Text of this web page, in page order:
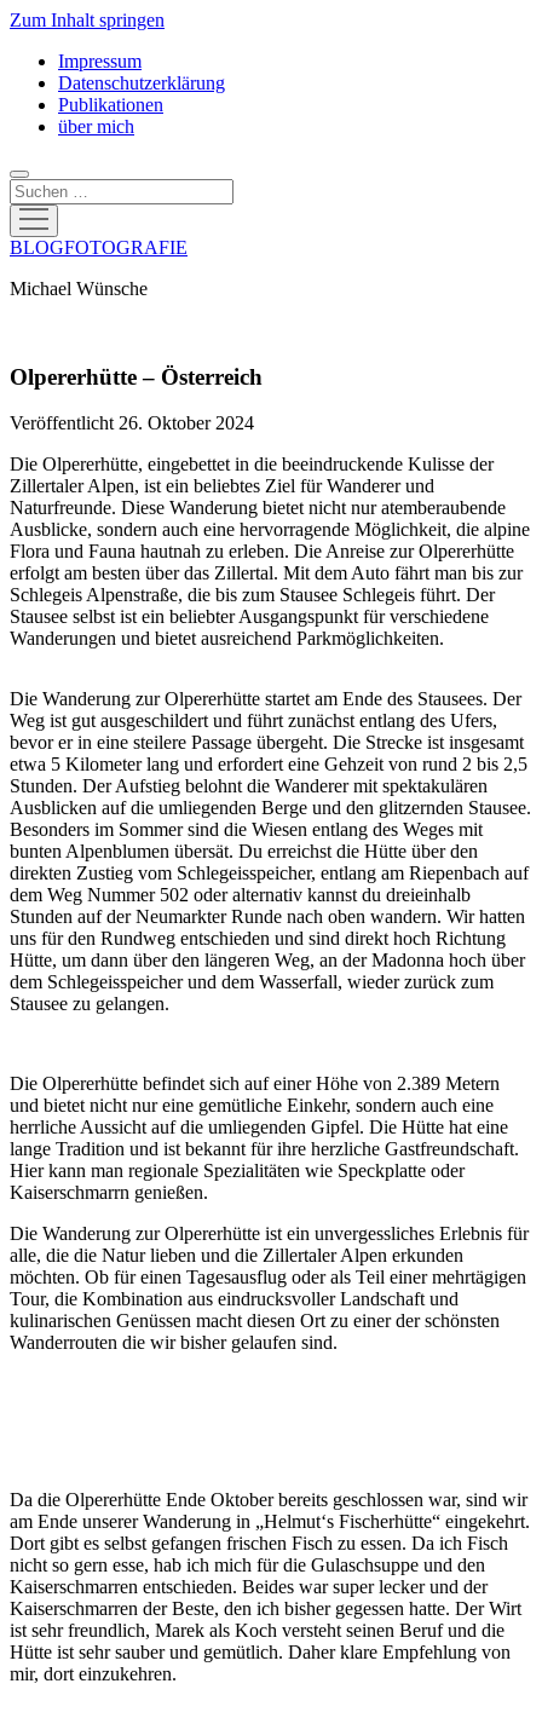
Zum Inhalt springen
Impressum
Datenschutzerklärung
Publikationen
über mich
Suchen
Menü
öffnen
BLOGFOTOGRAFIE
Michael Wünsche
Olpererhütte – Österreich
Veröffentlicht 26. Oktober 2024
Die Olpererhütte, eingebettet in die beeindruckende Kulisse der
Zillertaler Alpen, ist ein beliebtes Ziel für Wanderer und
Naturfreunde. Diese Wanderung bietet nicht nur atemberaubende
Ausblicke, sondern auch eine hervorragende Möglichkeit, die alpine
Flora und Fauna hautnah zu erleben. Die Anreise zur Olpererhütte
erfolgt am besten über das Zillertal. Mit dem Auto fährt man bis zur
Schlegeis Alpenstraße, die bis zum Stausee Schlegeis führt. Der
Stausee selbst ist ein beliebter Ausgangspunkt für verschiedene
Wanderungen und bietet ausreichend Parkmöglichkeiten.
Die Wanderung zur Olpererhütte startet am Ende des Stausees. Der
Weg ist gut ausgeschildert und führt zunächst entlang des Ufers,
bevor er in eine steilere Passage übergeht. Die Strecke ist insgesamt
etwa 5 Kilometer lang und erfordert eine Gehzeit von rund 2 bis 2,5
Stunden. Der Aufstieg belohnt die Wanderer mit spektakulären
Ausblicken auf die umliegenden Berge und den glitzernden Stausee.
Besonders im Sommer sind die Wiesen entlang des Weges mit
bunten Alpenblumen übersät. Du erreichst die Hütte über den
direkten Zustieg vom Schlegeisspeicher, entlang am Riepenbach auf
dem Weg Nummer 502 oder alternativ kannst du dreieinhalb
Stunden auf der Neumarkter Runde nach oben wandern. Wir hatten
uns für den Rundweg entschieden und sind direkt hoch Richtung
Hütte, um dann über den längeren Weg, an der Madonna hoch über
dem Schlegeisspeicher und dem Wasserfall, wieder zurück zum
Stausee zu gelangen.
Die Olpererhütte befindet sich auf einer Höhe von 2.389 Metern
und bietet nicht nur eine gemütliche Einkehr, sondern auch eine
herrliche Aussicht auf die umliegenden Gipfel. Die Hütte hat eine
lange Tradition und ist bekannt für ihre herzliche Gastfreundschaft.
Hier kann man regionale Spezialitäten wie Speckplatte oder
Kaiserschmarrn genießen.
Die Wanderung zur Olpererhütte ist ein unvergessliches Erlebnis für
alle, die die Natur lieben und die Zillertaler Alpen erkunden
möchten. Ob für einen Tagesausflug oder als Teil einer mehrtägigen
Tour, die Kombination aus eindrucksvoller Landschaft und
kulinarischen Genüssen macht diesen Ort zu einer der schönsten
Wanderrouten die wir bisher gelaufen sind.
Da die Olpererhütte Ende Oktober bereits geschlossen war, sind wir
am Ende unserer Wanderung in „Helmut‘s Fischerhütte“ eingekehrt.
Dort gibt es selbst gefangen frischen Fisch zu essen. Da ich Fisch
nicht so gern esse, hab ich mich für die Gulaschsuppe und den
Kaiserschmarren entschieden. Beides war super lecker und der
Kaiserschmarren der Beste, den ich bisher gegessen hatte. Der Wirt
ist sehr freundlich, Marek als Koch versteht seinen Beruf und die
Hütte ist sehr sauber und gemütlich. Daher klare Empfehlung von
mir, dort einzukehren.